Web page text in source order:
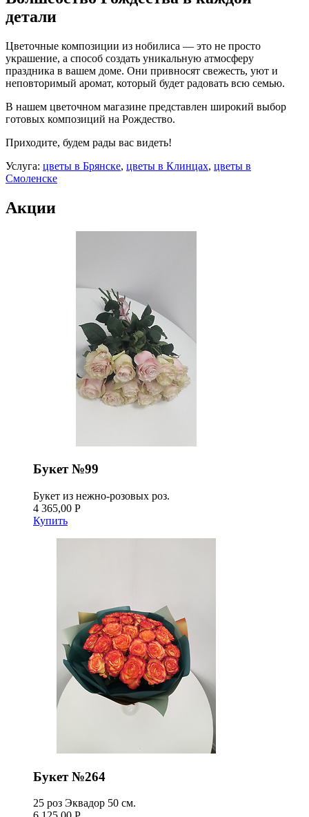
детали
Цветочные композиции из нобилиса — это не просто
украшение, а способ создать уникальную атмосферу
праздника в вашем доме. Они привносят свежесть, уют и
неповторимый аромат, который будет радовать всю семью.
В нашем цветочном магазине представлен широкий выбор
готовых композиций на Рождество.
Приходите, будем рады вас видеть!
Услуга: цветы в Брянске, цветы в Клинцах, цветы в
Смоленске
Акции
Букет №99
Букет из нежно-розовых роз.
4 365,00 Р
Купить
Букет №264
25 роз Эквадор 50 см.